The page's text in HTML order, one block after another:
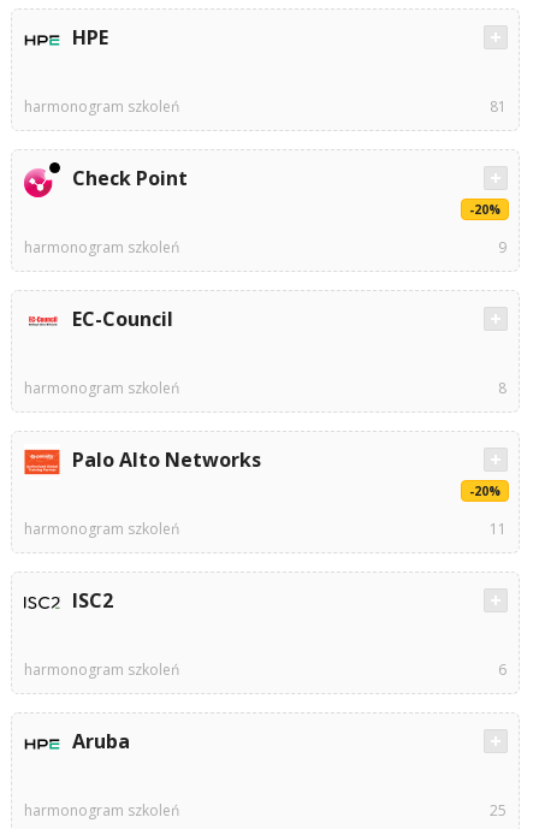
HPE
harmonogram szkoleń 81
Check Point
-20%
harmonogram szkoleń 9
EC-Council
harmonogram szkoleń 8
Palo Alto Networks
-20%
harmonogram szkoleń 11
ISC2
harmonogram szkoleń 6
Aruba
harmonogram szkoleń 25